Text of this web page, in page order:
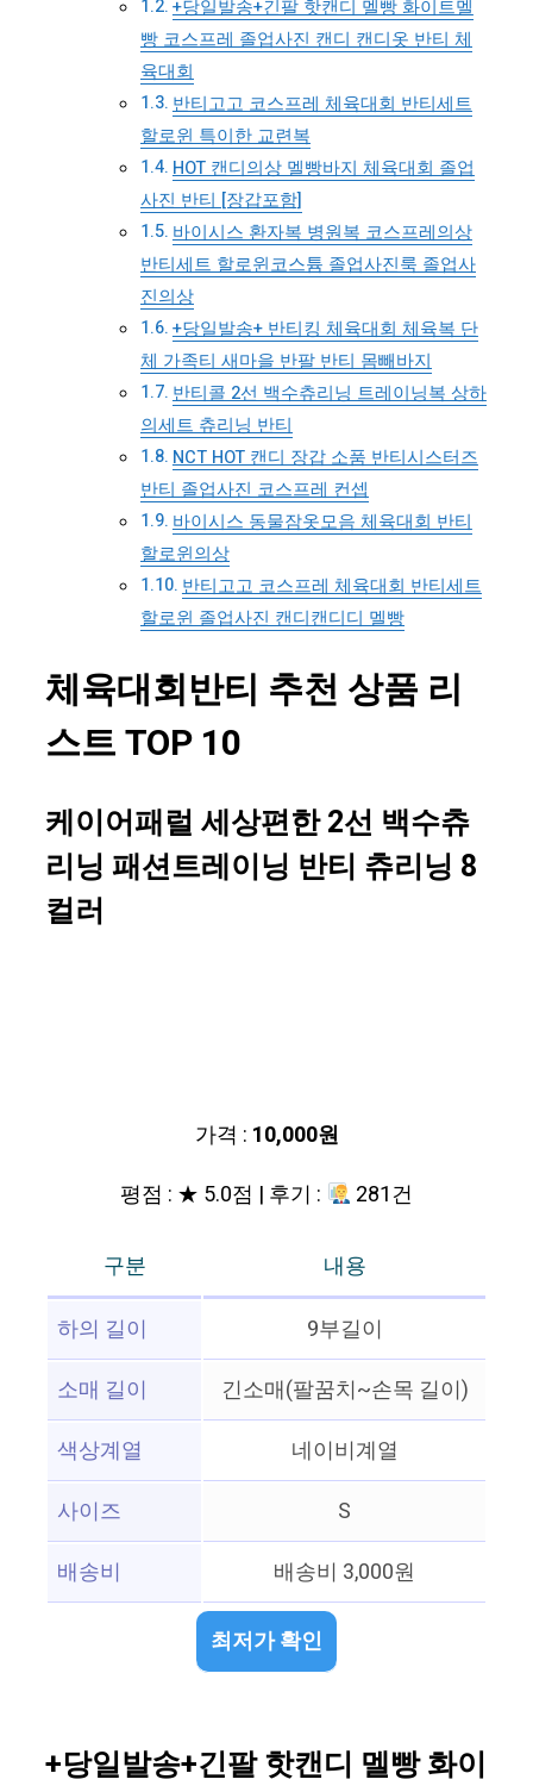
+당일발송+긴팔 핫캔디 멜빵 화이트멜
빵 코스프레 졸업사진 캔디 캔디옷 반티 체
육대회
반티고고 코스프레 체육대회 반티세트
할로윈 특이한 교련복
HOT 캔디의상 멜빵바지 체육대회 졸업
사진 반티 [장갑포함]
바이시스 환자복 병원복 코스프레의상
반티세트 할로윈코스튬 졸업사진룩 졸업사
진의상
+당일발송+ 반티킹 체육대회 체육복 단
체 가족티 새마을 반팔 반티 몸빼바지
반티콜 2선 백수츄리닝 트레이닝복 상하
의세트 츄리닝 반티
NCT HOT 캔디 장갑 소품 반티시스터즈
반티 졸업사진 코스프레 컨셉
바이시스 동물잠옷모음 체육대회 반티
할로윈의상
반티고고 코스프레 체육대회 반티세트
할로윈 졸업사진 캔디캔디디 멜빵
체육대회반티 추천 상품 리
스트 TOP 10
케이어패럴 세상편한 2선 백수츄
리닝 패션트레이닝 반티 츄리닝 8
컬러
가격 : 10,000원
평점 : ★ 5.0점 | 후기 :
281건
구분
내용
하의 길이
9부길이
소매 길이
긴소매(팔꿈치~손목 길이)
색상계열
네이비계열
사이즈
S
배송비
배송비 3,000원
최저가 확인
+당일발송+긴팔 핫캔디 멜빵 화이